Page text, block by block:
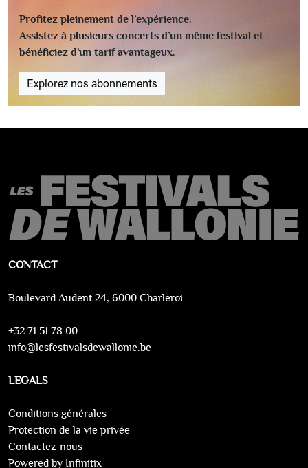
Profitez pleinement de l’expérience.
Assistez à plusieurs concerts d’un même festival et
bénéficiez d’un tarif avantageux.
Explorez nos abonnements
CONTACT
Boulevard Audent 24, 6000 Charleroi
+32 71 51 78 00
info@lesfestivalsdewallonie.be
LEGALS
Conditions générales
Protection de la vie privée
Contactez-nous
Powered by Infinitix